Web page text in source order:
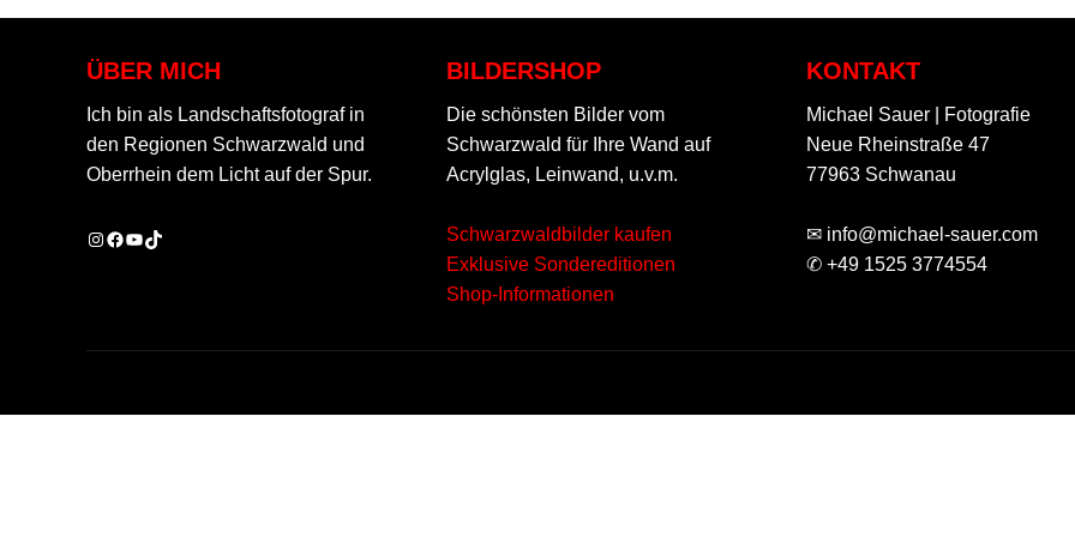
ÜBER MICH
Ich bin als Landschaftsfotograf in
den Regionen Schwarzwald und
Oberrhein dem Licht auf der Spur.
Instagram
Facebook
YouTube
TikTok
BILDERSHOP
Die schönsten Bilder vom
Schwarzwald für Ihre Wand auf
Acrylglas, Leinwand, u.v.m.
Schwarzwaldbilder kaufen
Exklusive Sondereditionen
Shop-Informationen
KONTAKT
Michael Sauer | Fotografie
Neue Rheinstraße 47
77963 Schwanau
✉ info@michael-sauer.com
✆ +49 1525 3774554